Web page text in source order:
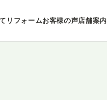
リフォームお客様の声店舗案内